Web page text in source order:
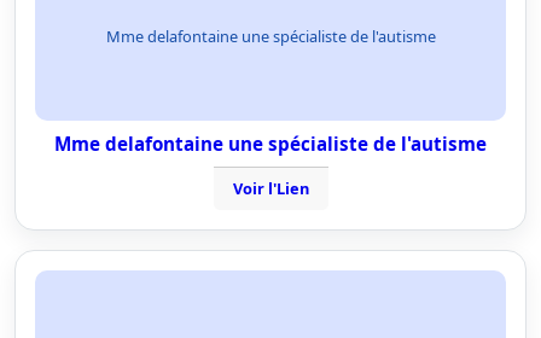
Mme delafontaine une spécialiste de l'autisme
Mme delafontaine une spécialiste de l'autisme
Voir l'Lien